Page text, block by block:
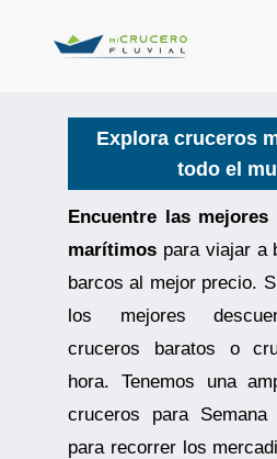
Explora cruceros
todo el
Encuentre las
marítimos para viajar a
barcos al mejor precio.
los mejores
cruceros baratos o
hora. Tenemos una
cruceros para
para recorrer los